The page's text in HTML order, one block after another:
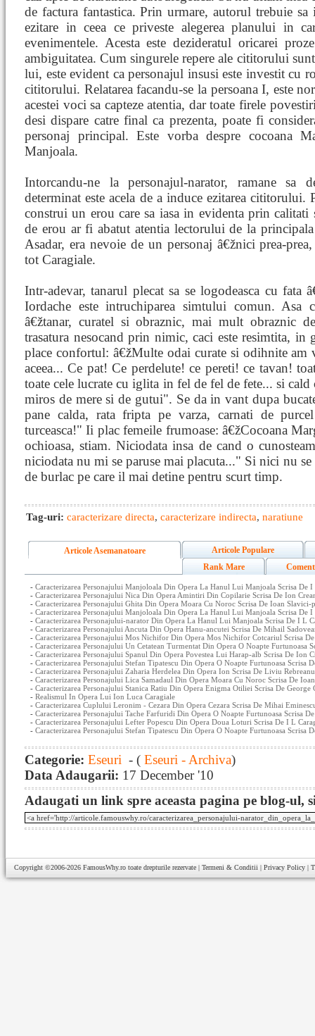
de factura fantastica. Prin urmare, autorul trebuie
ezitare in ceea ce priveste alegerea planului in
evenimentele. Acesta este dezideratul oricarei
ambiguitatea. Cum singurele repere ale cititorului
lui, este evident ca personajul insusi este investit cu
cititorului. Relatarea facandu-se la persoana I, este
acestei voci sa capteze atentia, dar toate firele
desi dispare catre final ca prezenta, poate fi
personaj principal. Este vorba despre cocoana
Manjoala.
Intorcandu-ne la personajul-narator, ramane
determinat este acela de a induce ezitarea cititorului.
construi un erou care sa iasa in evidenta prin calitati
de erou ar fi abatut atentia lectorului de la
Asadar, era nevoie de un personaj â€žnici prea-
tot Caragiale.
Intr-adevar, tanarul plecat sa se logodeasca cu fata
Iordache este intruchiparea simtului comun. Asa
â€žtanar, curatel si obraznic, mai mult obraznic
trasatura nesocand prin nimic, caci este resimtita, in
place confortul: â€žMulte odai curate si odihnite am
aceea... Ce pat! Ce perdelute! ce pereti! ce tavan!
toate cele lucrate cu iglita in fel de fel de fete... si
miros de mere si de gutui". Se da in vant dupa
pane calda, rata fripta pe varza, carnati de
turceasca!" Ii plac femeile frumoase: â€žCocoana
ochioasa, stiam. Niciodata insa de cand o
niciodata nu mi se paruse mai placuta..." Si nici nu
de burlac pe care il mai detine pentru scurt timp.
Tag-uri: caracterizare directa, caracterizare indirecta, naratiune
Articole Asemanatoare
Articole Populare
Rank Mare
- Caracterizarea Personajului Manjoloala Din Opera La Hanul Lui Manjoala Scrisa De
- Caracterizarea Personajului Nica Din Opera Amintiri Din Copilarie Scrisa De Ion
- Caracterizarea Personajului Ghita Din Opera Moara Cu Noroc Scrisa De Ioan Slavici-
- Caracterizarea Personajului Manjoloala Din Opera La Hanul Lui Manjoala Scrisa De I
- Caracterizarea Personajului-narator Din Opera La Hanul Lui Manjoala Scrisa De I L
- Caracterizarea Personajului Ancuta Din Opera Hanu-ancutei Scrisa De Mihail
- Caracterizarea Personajului Mos Nichifor Din Opera Mos Nichifor Cotcariul Scrisa
- Caracterizarea Personajului Un Cetatean Turmentat Din Opera O Noapte Furtunoasa
- Caracterizarea Personajului Spanul Din Opera Povestea Lui Harap-alb Scrisa De Ion
- Caracterizarea Personajului Stefan Tipatescu Din Opera O Noapte Furtunoasa Scrisa
- Caracterizarea Personajului Zaharia Herdelea Din Opera Ion Scrisa De Liviu
- Caracterizarea Personajului Lica Samadaul Din Opera Moara Cu Noroc Scrisa De
- Caracterizarea Personajului Stanica Ratiu Din Opera Enigma Otiliei Scrisa De George
- Realismul In Opera Lui Ion Luca Caragiale
- Caracterizarea Cuplului Leronim - Cezara Din Opera Cezara Scrisa De Mihai
- Caracterizarea Personajului Tache Farfuridi Din Opera O Noapte Furtunoasa Scrisa
- Caracterizarea Personajului Lefter Popescu Din Opera Doua Loturi Scrisa De I L
- Caracterizarea Personajului Stefan Tipatescu Din Opera O Noapte Furtunoasa Scrisa
Categorie: Eseuri - ( Eseuri - Archiva)
Data Adaugarii: 17 December '10
Adaugati un link spre aceasta pagina pe blog-ul,
Copyright ©2006-2026 FamousWhy.ro toate drepturile rezervate | Termeni & Conditii | Privacy Policy |